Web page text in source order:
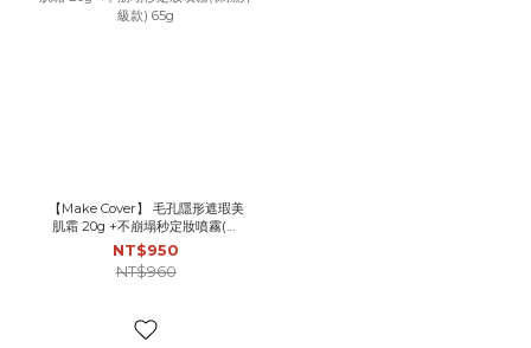
【Make Cover】 毛孔隱形遮瑕美
肌霜 20g +不崩塌秒定妝噴霧(保
濕升級款) 65g
NT$950
NT$960